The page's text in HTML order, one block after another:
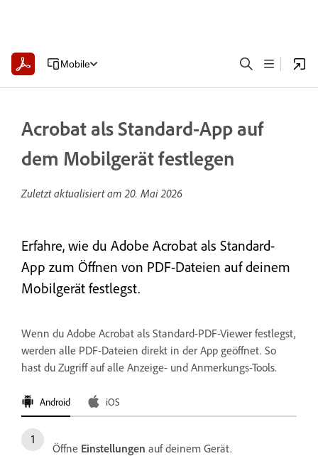
Mobile
Acrobat als Standard-App auf
dem Mobilgerät festlegen
Zuletzt aktualisiert am20. Mai 2026
Erfahre, wie du Adobe Acrobat als Standard-
App zum Öffnen von PDF-Dateien auf deinem
Mobilgerät festlegst.
Wenn du Adobe Acrobat als Standard-PDF-Viewer festlegst,
werden alle PDF-Dateien direkt in der App geöffnet. So
hast du Zugriff auf alle Anzeige- und Anmerkungs-Tools.
Android iOS
Öffne Einstellungen auf deinem Gerät.